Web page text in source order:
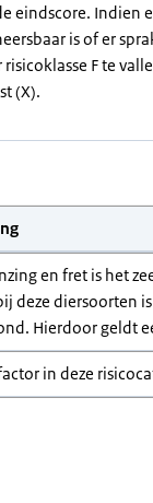
eindscore. Indien
is of er
F te
(X).
en fret is het
deze diersoorten
Hierdoor geldt
in deze